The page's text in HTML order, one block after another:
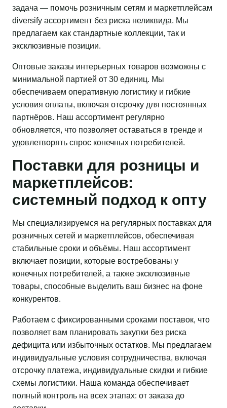
задача — помочь розничным сетям и маркетплейсам
diversify ассортимент без риска неликвида. Мы
предлагаем как стандартные коллекции, так и
эксклюзивные позиции.
Оптовые заказы интерьерных товаров возможны с
минимальной партией от 30 единиц. Мы
обеспечиваем оперативную логистику и гибкие
условия оплаты, включая отсрочку для постоянных
партнёров. Наш ассортимент регулярно
обновляется, что позволяет оставаться в тренде и
удовлетворять спрос конечных потребителей.
Поставки для розницы и
маркетплейсов:
системный подход к опту
Мы специализируемся на регулярных поставках для
розничных сетей и маркетплейсов, обеспечивая
стабильные сроки и объёмы. Наш ассортимент
включает позиции, которые востребованы у
конечных потребителей, а также эксклюзивные
товары, способные выделить ваш бизнес на фоне
конкурентов.
Работаем с фиксированными сроками поставок, что
позволяет вам планировать закупки без риска
дефицита или избыточных остатков. Мы предлагаем
индивидуальные условия сотрудничества, включая
отсрочку платежа, индивидуальные скидки и гибкие
схемы логистики. Наша команда обеспечивает
полный контроль на всех этапах: от заказа до